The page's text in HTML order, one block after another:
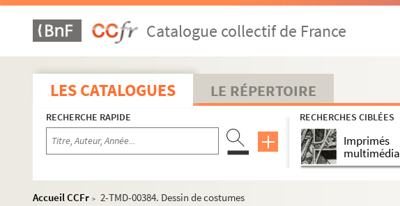
Catalogue collectif de France
LES CATALOGUES LE RÉPERTOIRE
RECHERCHE RAPIDE RECHERCHES CIBLÉES
Imprimés
multimédia
Accueil CCFr > 2-TMD-00384. Dessin de costumes
Biographie
Scénographies pour le théâtre et l'opéra